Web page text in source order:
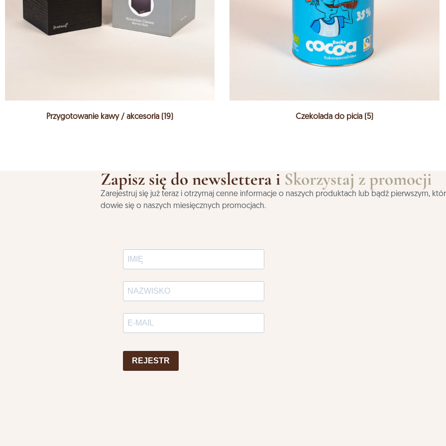
Przygotowanie kawy / akcesoria (19) Czekolada do picia (5)
Zapisz się do newslettera i Skorzystaj z promocji
Zarejestruj się już teraz i otrzymaj cenne informacje o naszych produktach lub bądź pierwszym,
dowie się o naszych miesięcznych promocjach.
REJESTR